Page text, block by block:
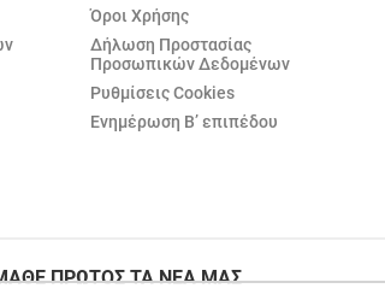
Όροι Χρήσης
Δήλωση Προστασίας
Προσωπικών Δεδομένων
Ρυθμίσεις Cookies
Ενημέρωση Β’ επιπέδου
ΠΡΩΤΟΣ ΤΑ ΝΕΑ ΜΑΣ